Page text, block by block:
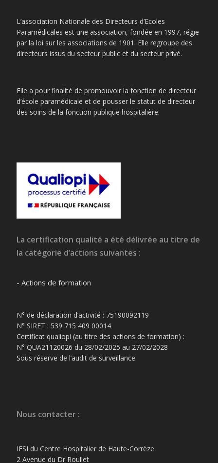
L’association Nationale des Directeurs d’Ecoles
Paramédicales est une association, fondée en 1997, régie
par la loi sur les associations de 1901. Elle regroupe des
directeurs issus du secteur public et du secteur privé.
Elle a pour finalité de promouvoir la fonction de directeur
d’école paramédicale et de pousser le statut de directeur
des soins de la fonction publique hospitalière.
La certification qualité a été délivrée au titre de
la catégorie d’actions suivantes :
- Actions de formation
N° de déclaration d’activité : 75190092119
N° SIRET : 539 715 409 00014
Certificat qualiopi (au titre des actions de formation) :
N° QUA21120026 du 28/02/2025 au 27/02/2028
Sous réserve de l’audit de surveillance.
Nous contacter :
IFSI du Centre Hospitalier de Haute-Corrèze
2 Avenue du Dr Roullet